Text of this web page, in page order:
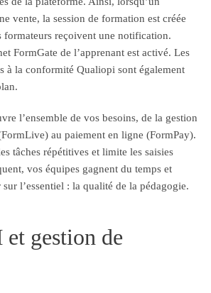
vente, la session de formation est créée
formateurs reçoivent une notification.
FormGate de l’apprenant est activé. Les
à la conformité Qualiopi sont également
l’ensemble de vos besoins, de la gestion
au paiement en ligne (FormPay).
tâches répétitives et limite les saisies
vos équipes gagnent du temps et
l’essentiel : la qualité de la pédagogie.
gestion de